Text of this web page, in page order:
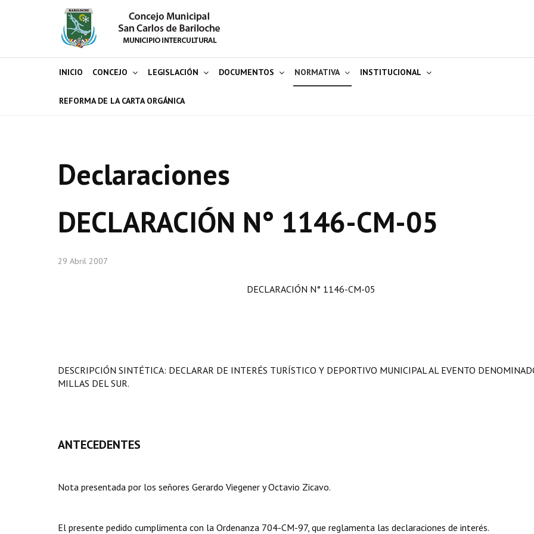
INICIO CONCEJO LEGISLACIÓN DOCUMENTOS NORMATIVA INSTITUCIONAL
REFORMA DE LA CARTA ORGÁNICA
Declaraciones
DECLARACIÓN N° 1146-CM-05
29 Abril 2007
DECLARACIÓN N° 1146-CM-05
DESCRIPCIÓN SINTÉTICA: DECLARAR DE INTERÉS TURÍSTICO Y DEPORTIVO MUNICIPAL AL EVENTO
MILLAS DEL SUR.
ANTECEDENTES
Nota presentada por los señores Gerardo Viegener y Octavio Zicavo.
El presente pedido cumplimenta con la Ordenanza 704-CM-97, que reglamenta las declaraciones de interés.